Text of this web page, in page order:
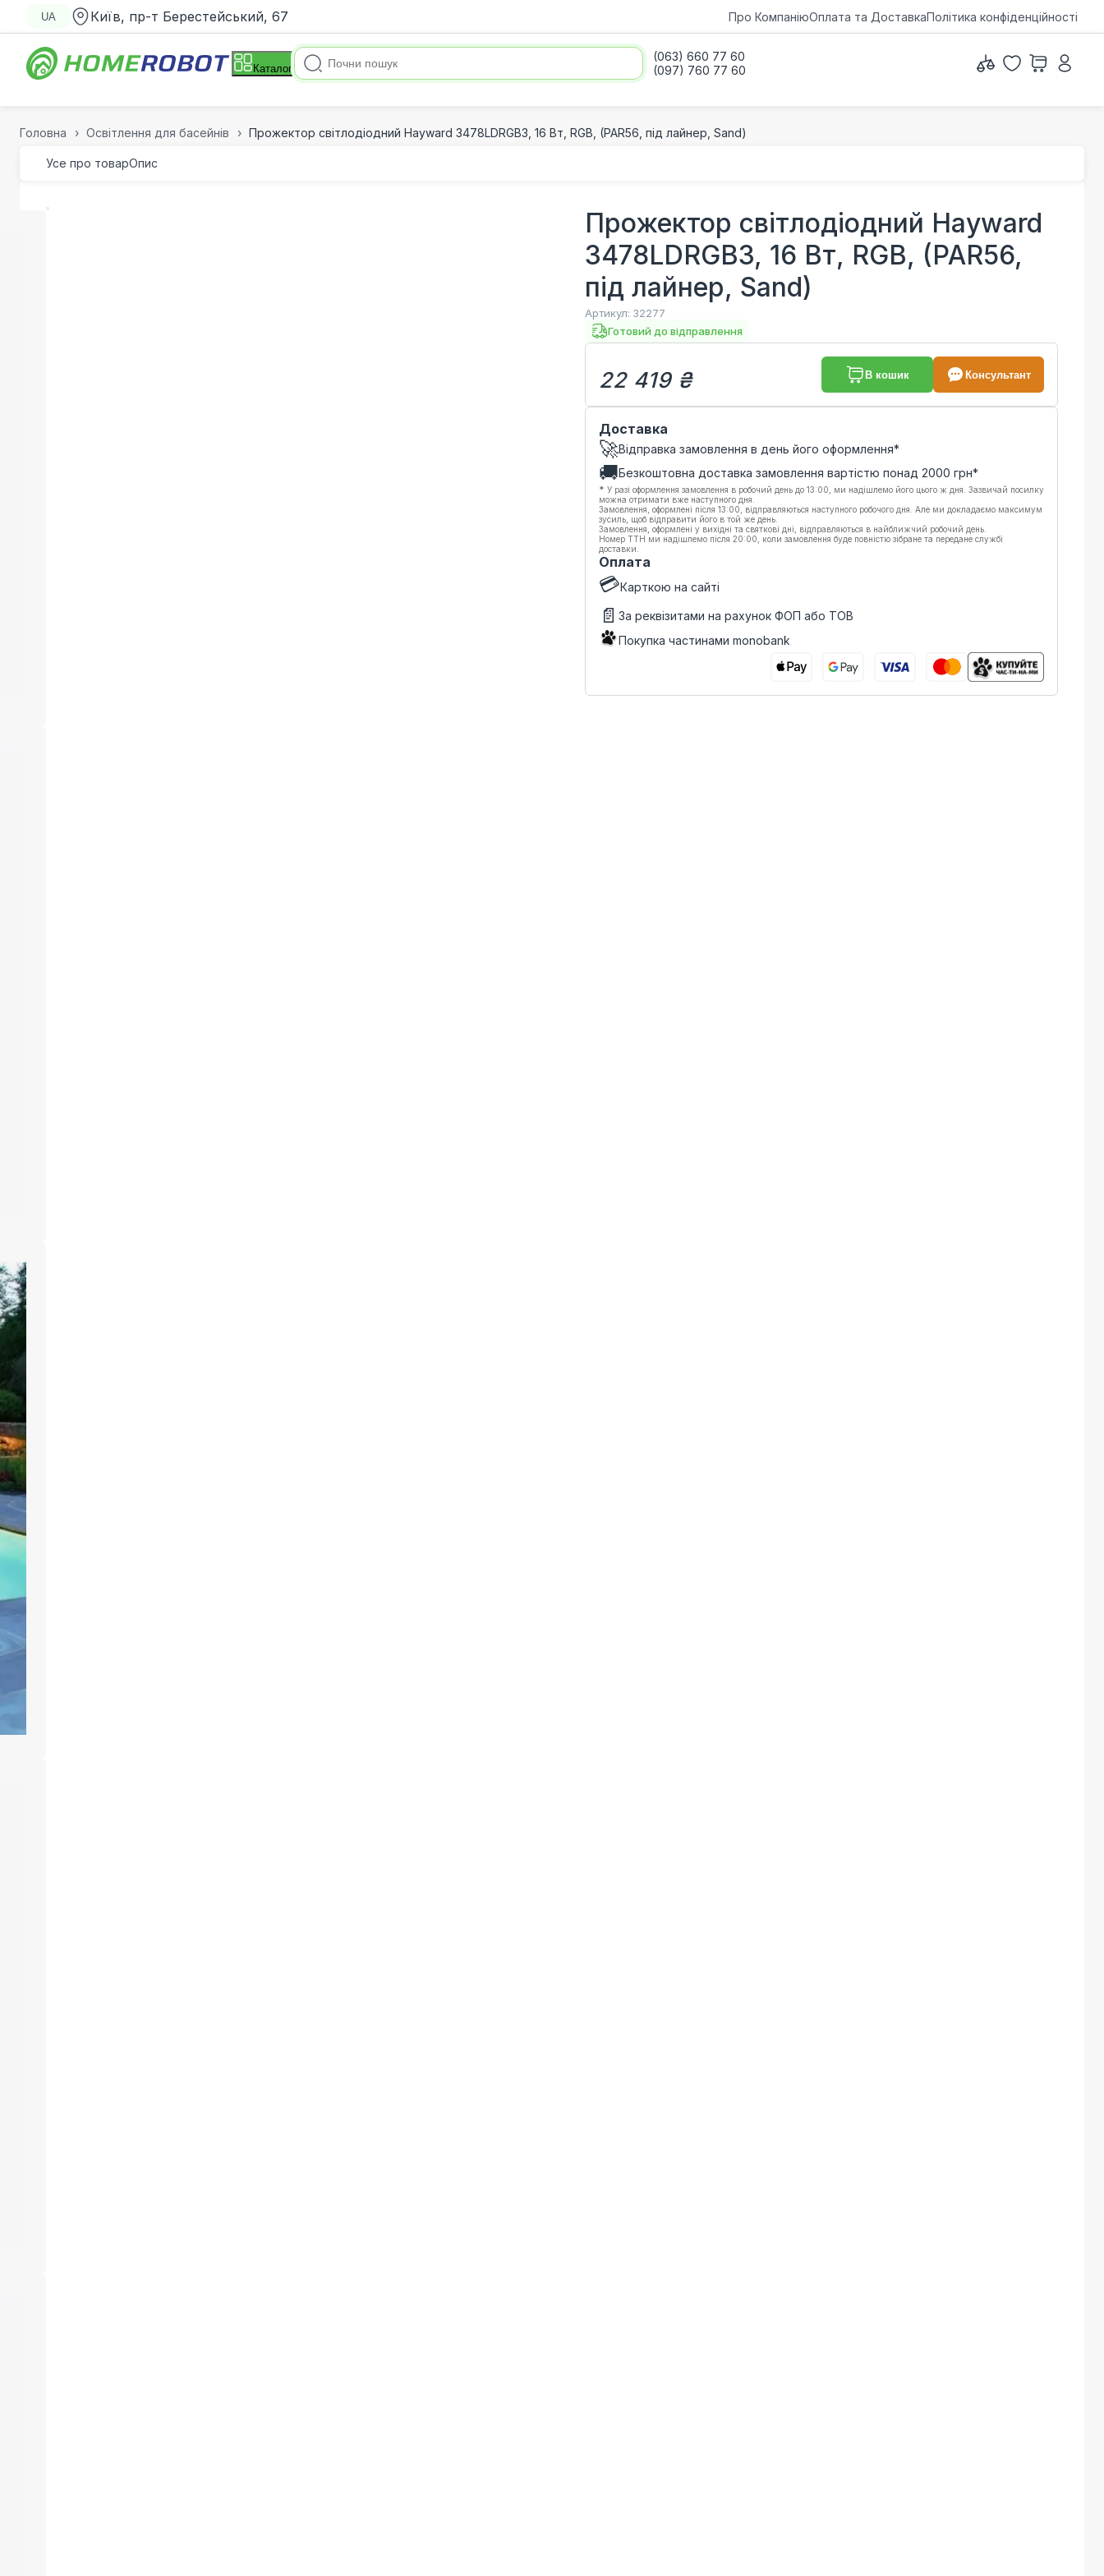
UA Київ, пр-т Берестейський, 67 Про КомпаніюОплата та ДоставкаПолітика конфіденційності
Каталог
(063) 660 77 60
(097) 760 77 60
Головна Освітлення для басейнів Прожектор світлодіодний Hayward 3478LDRGB3, 16 Вт, RGB, (PAR56, під лайнер, Sand)
Усе про товарОпис
Прожектор світлодіодний Hayward
3478LDRGB3, 16 Вт, RGB, (PAR56,
під лайнер, Sand)
Артикул: 32277
Готовий до відправлення
22 419 ₴ В кошик Консультант
Доставка
🚀Відправка замовлення в день його оформлення*
🚚Безкоштовна доставка замовлення вартістю понад 2000 грн*
* У разі оформлення замовлення в робочий день до 13:00, ми надішлемо його цього ж дня. Зазвичай посилку
можна отримати вже наступного дня.
Замовлення, оформлені після 13:00, відправляються наступного робочого дня. Але ми докладаємо максимум
зусиль, щоб відправити його в той же день.
Замовлення, оформлені у вихідні та святкові дні, відправляються в найближчий робочий день.
Номер ТТН ми надішлемо після 20:00, коли замовлення буде повністю зібране та передане службі
доставки.
Оплата
💳Карткою на сайті
📄 За реквізитами на рахунок ФОП або ТОВ
Покупка частинами monobank